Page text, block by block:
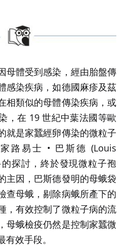
母體受到感染，經由胎盤傳
感染疾病，如德國麻疹及茲
相類似的母體傳染疾病，或
，在 19 世紀中葉法國等歐
就是家蠶經卵傳染的微粒子
路易士 • 巴斯德 (Louis
探討，終於發現微粒子孢
主因，巴斯德發明的母蛾袋
查母蛾，剔除病蛾所產下的
，有效控制了微粒子病的流
母蛾檢疫仍然是控制家蠶微
效手段。